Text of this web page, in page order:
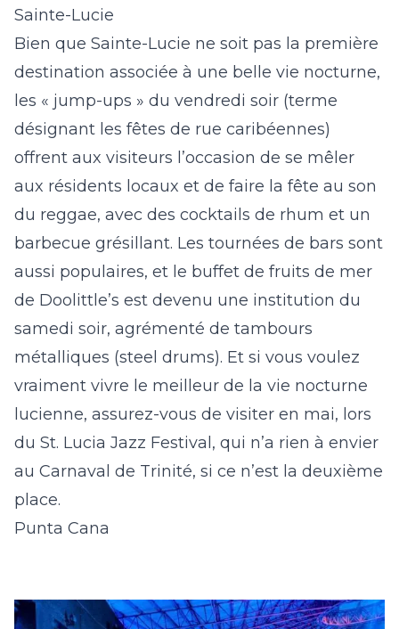
Sainte-Lucie
Bien que Sainte-Lucie ne soit pas la première
destination associée à une belle vie nocturne,
les « jump-ups » du vendredi soir (terme
désignant les fêtes de rue caribéennes)
offrent aux visiteurs l’occasion de se mêler
aux résidents locaux et de faire la fête au son
du reggae, avec des cocktails de rhum et un
barbecue grésillant. Les tournées de bars sont
aussi populaires, et le buffet de fruits de mer
de Doolittle’s est devenu une institution du
samedi soir, agrémenté de tambours
métalliques (steel drums). Et si vous voulez
vraiment vivre le meilleur de la vie nocturne
lucienne, assurez-vous de visiter en mai, lors
du St. Lucia Jazz Festival, qui n’a rien à envier
au Carnaval de Trinité, si ce n’est la deuxième
place.
Punta Cana